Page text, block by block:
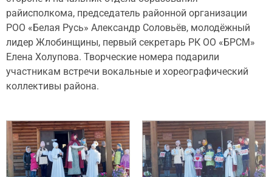
райисполкома, председатель районной организации
РОО «Белая Русь» Александр Соловьёв, молодёжный
лидер Жлобинщины, первый секретарь РК ОО «БРСМ»
Елена Холупова. Творческие номера подарили
участникам встречи вокальные и хореографический
коллективы района.